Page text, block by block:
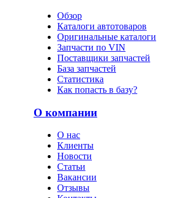
Обзор
Каталоги автотоваров
Оригинальные каталоги
Запчасти по VIN
Поставщики запчастей
База запчастей
Статистика
Как попасть в базу?
О компании
О нас
Клиенты
Новости
Статьи
Вакансии
Отзывы